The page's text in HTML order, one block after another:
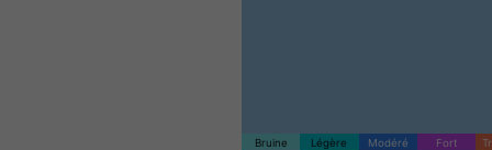
Bruine Légère Modéré Fort